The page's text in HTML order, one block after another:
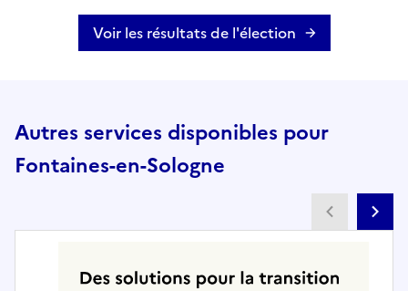
Voir les résultats de l'élection
Autres services disponibles pour
Fontaines-en-Sologne